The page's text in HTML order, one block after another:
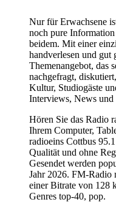
Nur für Erwachsene
noch pure
beidem. Mit einer
handverlesen und gut
Themenangebot, das
nachgefragt,
Kultur, Studiogäste
Interviews, News und
Hören Sie das Radio
Ihrem Computer,
radioeins Cottbus
Qualität und ohne
Gesendet werden
Jahr 2026. FM-Radio
einer Bitrate von 128
Genres top-40, pop.